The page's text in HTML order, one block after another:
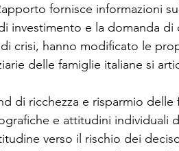
fornisce informazioni
investimento e la domanda di
crisi, hanno modificato le
delle famiglie italiane si
di ricchezza e risparmio delle
e attitudini individuali
verso il rischio dei